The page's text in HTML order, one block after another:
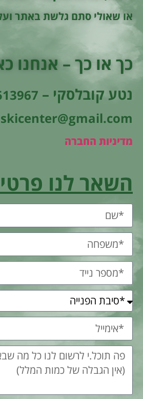
או שאולי סתם גלשת באתר
כך או כך – אנחנו
נטע קובלסקי –
מדיניות החברה
השאר לנו